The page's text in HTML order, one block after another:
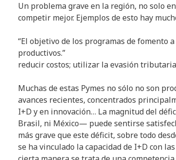
Un problema grave en la región, no solo
competir mejor. Ejemplos de esto hay
“El objetivo de los programas de fomento
productivos.”
reducir costos; utilizar la evasión
Muchas de estas Pymes no sólo no son
avances recientes, concentrados
I+D y en innovación… La magnitud del
Brasil, ni México— puede sentirse
más grave que este déficit, sobre todo
se ha vinculado la capacidad de I+D con